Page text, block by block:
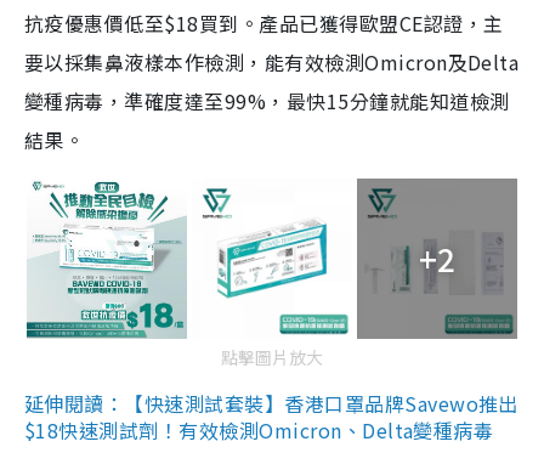
抗疫優惠價低至$18買到。產品已獲得歐盟CE認證，主
要以採集鼻液樣本作檢測，能有效檢測Omicron及Delta
變種病毒，準確度達至99%，最快15分鐘就能知道檢測
結果。
+2
點擊圖片放大
延伸閱讀：【快速測試套裝】香港口罩品牌Savewo推出
$18快速測試劑！有效檢測Omicron、Delta變種病毒